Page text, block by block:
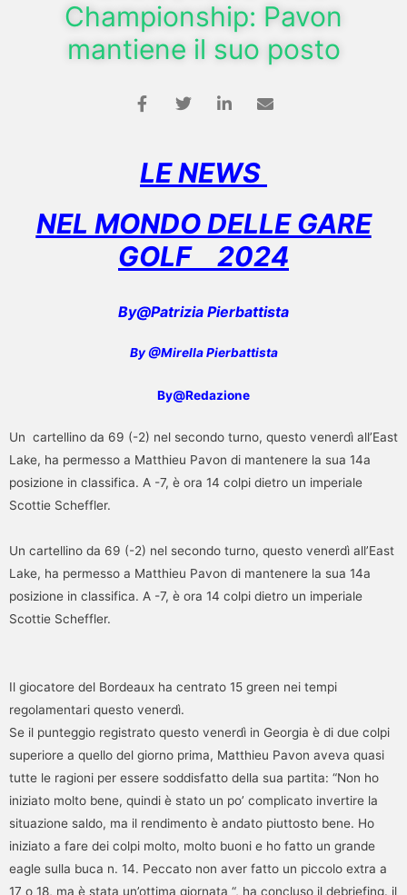
Championship: Pavon
mantiene il suo posto
LE NEWS
NEL MONDO DELLE GARE
GOLF
2024
By@Patrizia Pierbattista
By @Mirella Pierbattista
By@Redazione
Un cartellino da 69 (-2) nel secondo turno, questo venerdì all’East
Lake, ha permesso a Matthieu Pavon di mantenere la sua 14a
posizione in classifica. A -7, è ora 14 colpi dietro un imperiale
Scottie Scheffler.
Un cartellino da 69 (-2) nel secondo turno, questo venerdì all’East
Lake, ha permesso a Matthieu Pavon di mantenere la sua 14a
posizione in classifica. A -7, è ora 14 colpi dietro un imperiale
Scottie Scheffler.
Il giocatore del Bordeaux ha centrato 15 green nei tempi
regolamentari questo venerdì.
Se il punteggio registrato questo venerdì in Georgia è di due colpi
superiore a quello del giorno prima, Matthieu Pavon aveva quasi
tutte le ragioni per essere soddisfatto della sua partita: “Non ho
iniziato molto bene, quindi è stato un po’ complicato invertire la
situazione saldo, ma il rendimento è andato piuttosto bene. Ho
iniziato a fare dei colpi molto, molto buoni e ho fatto un grande
eagle sulla buca n. 14. Peccato non aver fatto un piccolo extra a
17 o 18, ma è stata un’ottima giornata “, ha concluso il debriefing. il